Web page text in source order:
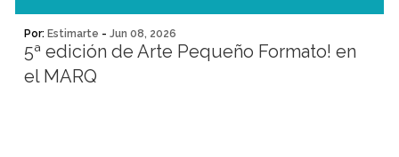
Por: Estimarte - Jun 08, 2026
5ª edición de Arte Pequeño Formato! en
el MARQ